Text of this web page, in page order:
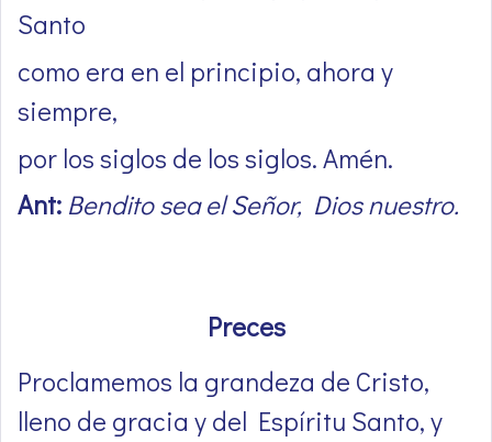
Santo
como era en el principio, ahora y
siempre,
por los siglos de los siglos. Amén.
Ant: Bendito sea el Señor, Dios nuestro.
Preces
Proclamemos la grandeza de Cristo,
lleno de gracia y del Espíritu Santo, y